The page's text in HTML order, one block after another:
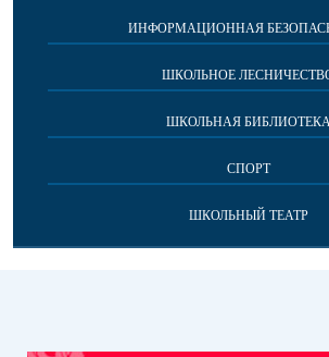
ИНФОРМАЦИОННАЯ
ШКОЛЬНОЕ
ШКОЛЬНАЯ
СПОРТ
ШКОЛЬНЫЙ ТЕАТР